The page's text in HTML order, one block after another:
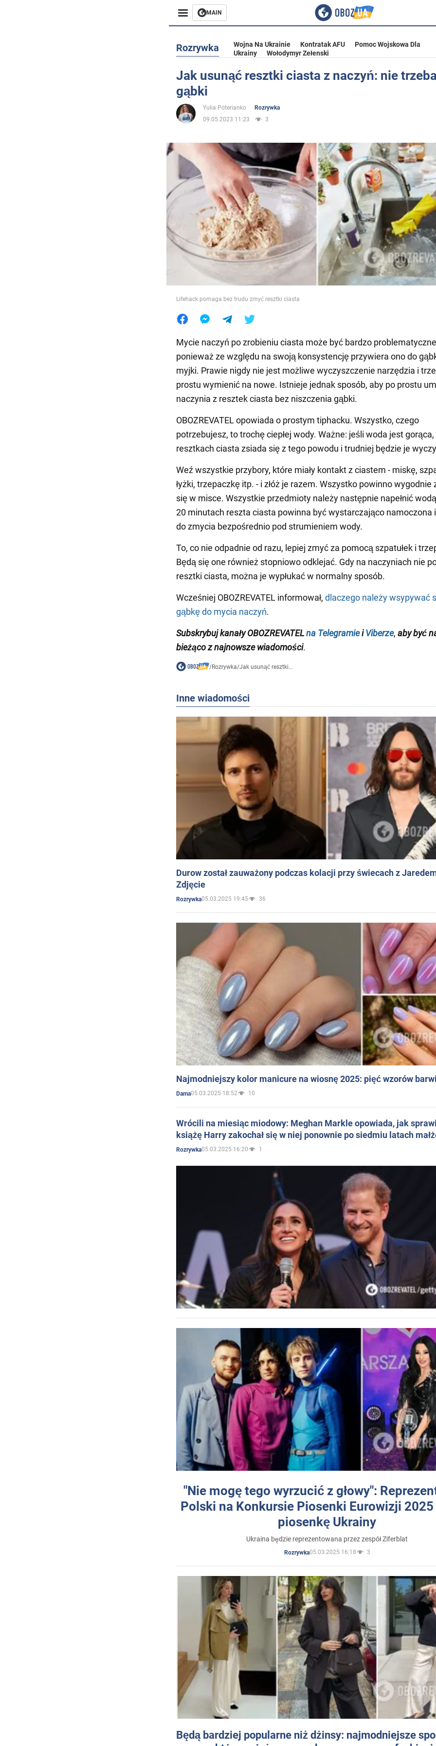
MAIN
Rozrywka
Życie
Społeczeństwo
Wojna na Ukrainie
Świat
Jedzenie
Rozrywka Wojna Na Ukrainie Kontratak AFU
Pomoc Wojskowa Dla
Ukrainy
Wołodymyr Zełenski
Jak usunąć resztki ciasta z naczyń: nie
gąbki
Yulia Poterianko
Rozrywka
09.05.2023 11:23
3
Lifehack pomaga bez trudu zmyć resztki ciasta
Mycie naczyń po zrobieniu ciasta może być bardzo
ponieważ ze względu na swoją konsystencję przywiera ono do
myjki. Prawie nigdy nie jest możliwe wyczyszczenie narzędzia i
prostu wymienić na nowe. Istnieje jednak sposób, aby po prostu
naczynia z resztek ciasta bez niszczenia gąbki.
OBOZREVATEL opowiada o prostym tiphacku. Wszystko, czego
potrzebujesz, to trochę ciepłej wody. Ważne: jeśli woda jest gorąca,
resztkach ciasta zsiada się z tego powodu i trudniej będzie je
Weź wszystkie przybory, które miały kontakt z ciastem - miskę,
łyżki, trzepaczkę itp. - i złóż je razem. Wszystko powinno wygodnie
się w misce. Wszystkie przedmioty należy następnie napełnić
20 minutach reszta ciasta powinna być wystarczająco namoczona i
do zmycia bezpośrednio pod strumieniem wody.
To, co nie odpadnie od razu, lepiej zmyć za pomocą szpatułek i
Będą się one również stopniowo odklejać. Gdy na naczyniach nie
resztki ciasta, można je wypłukać w normalny sposób.
Wcześniej OBOZREVATEL informował, dlaczego należy wsypywać
gąbkę do mycia naczyń.
Subskrybuj kanały OBOZREVATELna Telegramiei Viberze, aby być
bieżąco znajnowsze wiadomości.
/Rozrywka/Jak usunąć resztki...
Inne wiadomości
Durow został zauważony podczas kolacji przy świecach z
Zdjęcie
Rozrywka05.03.2025 19:45 36
Najmodniejszy kolor manicure na wiosnę 2025: pięć wzorów
Dama05.03.2025 18:52 10
Wrócili na miesiąc miodowy: Meghan Markle opowiada, jak
książę Harry zakochał się w niej ponownie po siedmiu latach
Rozrywka05.03.2025 16:20 1
"Nie mogę tego wyrzucić z głowy":
Polski na Konkursie Piosenki Eurowizji
piosenkę Ukrainy
Ukraina będzie reprezentowana przez zespół Ziferblat
Rozrywka05.03.2025 16:18 3
Będą bardziej popularne niż dżinsy: najmodniejsze